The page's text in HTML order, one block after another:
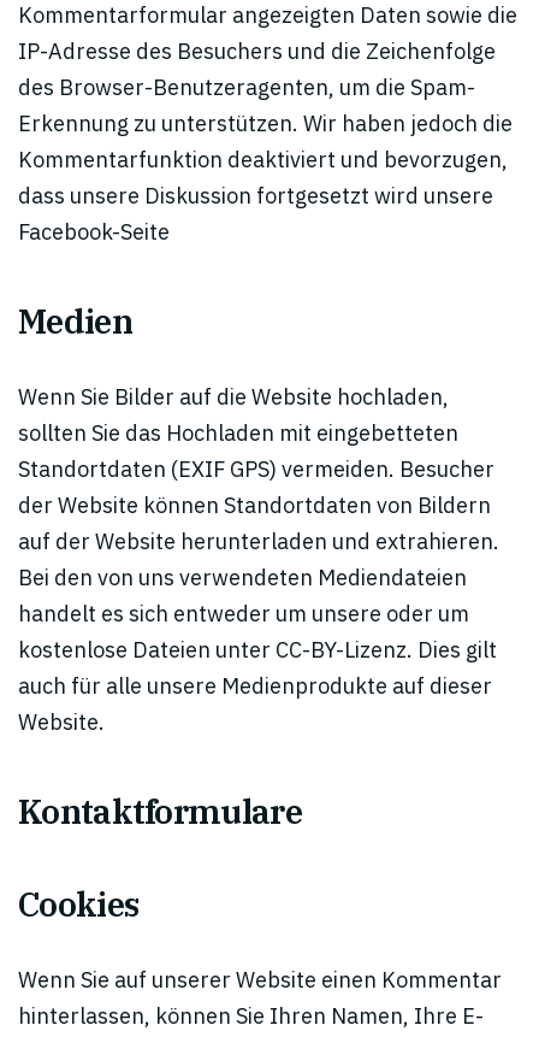
Kommentarformular angezeigten Daten sowie die
IP-Adresse des Besuchers und die Zeichenfolge
des Browser-Benutzeragenten, um die Spam-
Erkennung zu unterstützen. Wir haben jedoch die
Kommentarfunktion deaktiviert und bevorzugen,
dass unsere Diskussion fortgesetzt wird unsere
Facebook-Seite
Medien
Wenn Sie Bilder auf die Website hochladen,
sollten Sie das Hochladen mit eingebetteten
Standortdaten (EXIF GPS) vermeiden. Besucher
der Website können Standortdaten von Bildern
auf der Website herunterladen und extrahieren.
Bei den von uns verwendeten Mediendateien
handelt es sich entweder um unsere oder um
kostenlose Dateien unter CC-BY-Lizenz. Dies gilt
auch für alle unsere Medienprodukte auf dieser
Website.
Kontaktformulare
Cookies
Wenn Sie auf unserer Website einen Kommentar
hinterlassen, können Sie Ihren Namen, Ihre E-